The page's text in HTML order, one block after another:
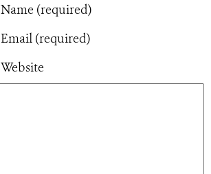
Name (required)
Email (required)
Website